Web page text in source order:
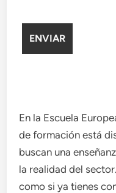
En la Escuela
de formación está
buscan una
la realidad del
como si ya tienes